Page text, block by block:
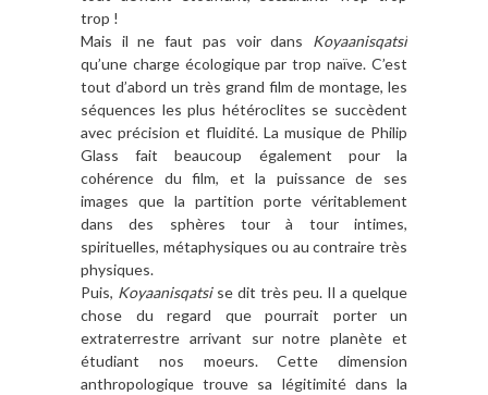
trop !
Mais il ne faut pas voir dans Koyaanisqatsi
qu’une charge écologique par trop naïve. C’est
tout d’abord un très grand film de montage, les
séquences les plus hétéroclites se succèdent
avec précision et fluidité. La musique de Philip
Glass fait beaucoup également pour la
cohérence du film, et la puissance de ses
images que la partition porte véritablement
dans des sphères tour à tour intimes,
spirituelles, métaphysiques ou au contraire très
physiques.
Puis, Koyaanisqatsise dit très peu. Il a quelque
chose du regard que pourrait porter un
extraterrestre arrivant sur notre planète et
étudiant nos moeurs. Cette dimension
anthropologique trouve sa légitimité dans la